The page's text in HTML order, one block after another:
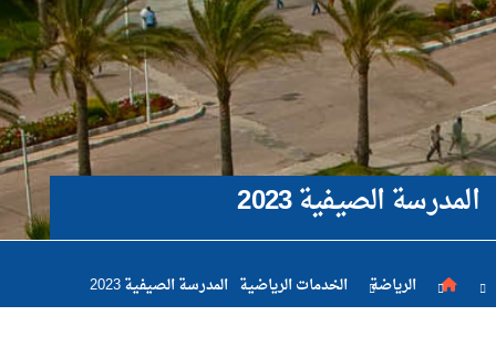
القبول
والتسجيل
الدراسات
الأكاديمية
طلبة
المدرسة الصيفية 2023
الرياضة الخدمات الرياضية المدرسة الصيفية 2023